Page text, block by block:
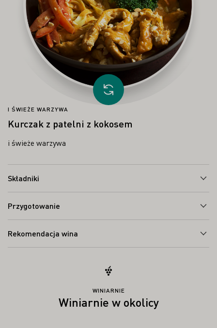
I ŚWIEŻE WARZYWA
Kurczak z patelni z kokosem
i świeże warzywa
Składniki
Przygotowanie
Rekomendacja wina
Proszę załadować inny przepis
WINIARNIE
Winiarnie w okolicy